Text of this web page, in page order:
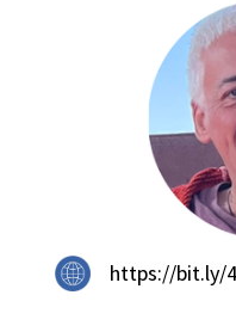
https://bit.ly/